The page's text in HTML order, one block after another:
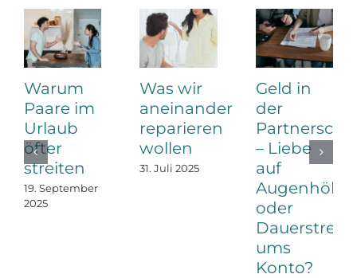
Warum
Paare im
Urlaub
öfter
streiten
19. September
2025
Was wir
aneinander
reparieren
wollen
31. Juli 2025
Geld in
der
– Liebe
auf
Augenhöhe
oder
Dauerstreit
ums
Konto?